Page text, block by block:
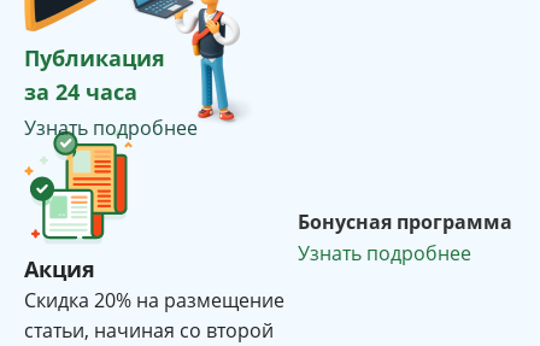
Публикация
за 24 часа
Узнать подробнее
Акция
Cкидка 20% на размещение
статьи, начиная со второй
Бонусная программа
Узнать подробнее